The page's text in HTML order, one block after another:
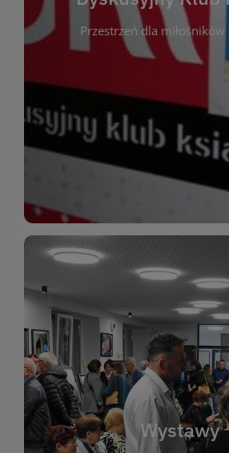
Przestrzeń dla
Dyskusyjny Klub
Dyskusyjny Klub Książki to
miłośników literatury, którzy
opiniami i emocjami po lekturze.
regularnie, by rozmawiać o
różnych gatunków literackich.
okazja do inspirującej
Wystawy
malarstwo, fotografię,
artystyczne. Każda wystawa to
do kontaktu z kulturą i sztuką
biblioteki. Serdecznie
miłośników estetycznych
WIĘCEJ